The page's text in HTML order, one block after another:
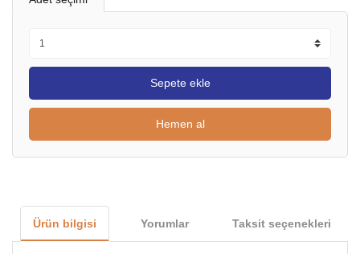
Sepete ekle
Hemen al
Ürün bilgisi Yorumlar Taksit seçenekleri